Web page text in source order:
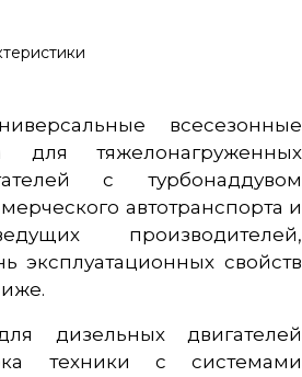
API
всесезонные
для тяжелонагруженных
с турбонаддувом
автотранспорта и
производителей,
эксплуатационных свойств
дизельных двигателей
техники с системами